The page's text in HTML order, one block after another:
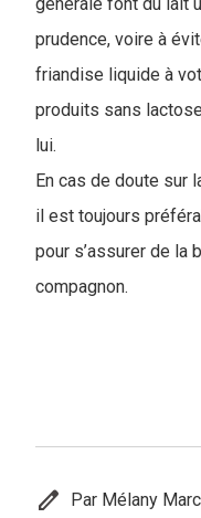
prudence, voire à
friandise liquide à
produits sans
lui.
En cas de doute sur
il est toujours
pour s’assurer de la
compagnon.
edit Par Mélany